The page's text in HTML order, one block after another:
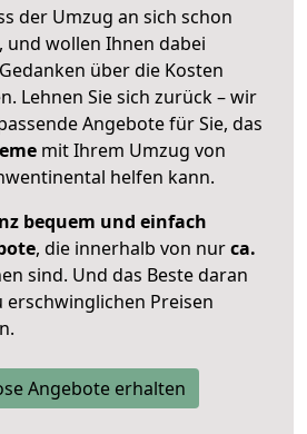
der Umzug an sich schon
und wollen Ihnen dabei
über die Kosten
Lehnen Sie sich zurück – wir
Angebote für Sie, das
mit Ihrem Umzug von
helfen kann.
bequem und einfach
, die innerhalb von nurca.
sind. Und das Beste daran
erschwinglichen Preisen
Angebote erhalten